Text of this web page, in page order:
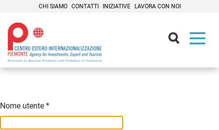
CHI SIAMO CONTATTI INIZIATIVE LAVORA CON NOI
Nome utente *